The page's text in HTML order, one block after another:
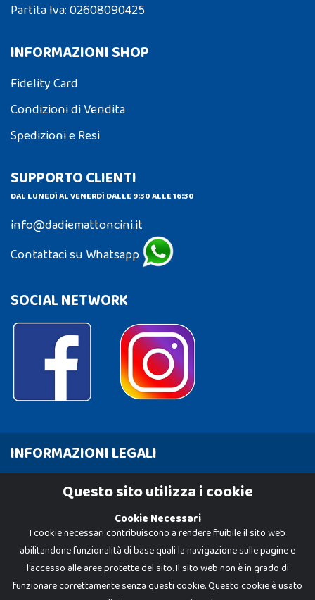
Partita Iva: 02608090425
INFORMAZIONI SHOP
Fidelity Card
Condizioni di Vendita
Spedizioni e Resi
SUPPORTO CLIENTI
DAL LUNEDÌ AL VENERDÌ DALLE 9:30 ALLE 16:30
info@dadiemattoncini.it
Contattaci su Whatsapp
SOCIAL NETWORK
INFORMAZIONI LEGALI
Cookie PolicyQuesto sito utilizza i cookie
Cookie Necessari
I cookie necessari contribuiscono a rendere fruibile il sito web
abilitandone funzionalità di base quali la navigazione sulle pagine e
l'accesso alle aree protette del sito. Il sito web non è in grado di
funzionare correttamente senza questi cookie. Questo cookie è usato